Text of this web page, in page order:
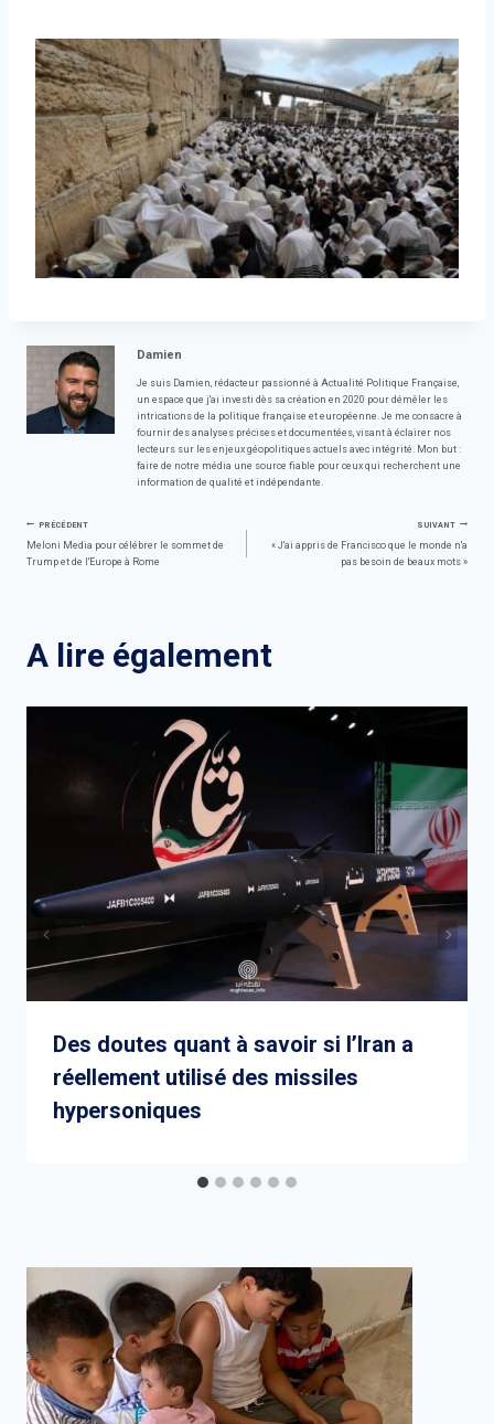
Damien
Je suis Damien, rédacteur passionné à Actualité Politique Française,
un espace que j'ai investi dès sa création en 2020 pour démêler les
intrications de la politique française et européenne. Je me consacre à
fournir des analyses précises et documentées, visant à éclairer nos
lecteurs sur les enjeux géopolitiques actuels avec intégrité. Mon but :
faire de notre média une source fiable pour ceux qui recherchent une
information de qualité et indépendante.
Navigation
PRÉCÉDENT
Meloni Media pour célébrer le sommet de
Trump et de l'Europe à Rome
SUIVANT
« J'ai appris de Francisco que le monde n'a
pas besoin de beaux mots »
A lire également
Des doutes quant à savoir si l’Iran a
réellement utilisé des missiles
hypersoniques